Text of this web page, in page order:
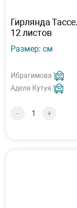
Гирлянда
12 листов
Размер: см
Ибрагимова
Аделя Кутуя
- +